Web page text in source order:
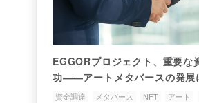
EGGORプロジェクト、重要な
功――アートメタバースの発展
資金調達 メタバース NFT アート